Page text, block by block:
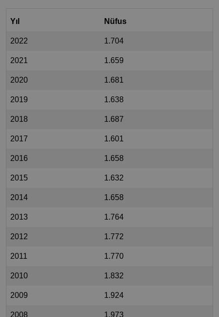
Yıl Nüfus
2022 1.704
2021 1.659
2020 1.681
2019 1.638
2018 1.687
2017 1.601
2016 1.658
2015 1.632
2014 1.658
2013 1.764
2012 1.772
2011 1.770
2010 1.832
2009 1.924
2008 1.973